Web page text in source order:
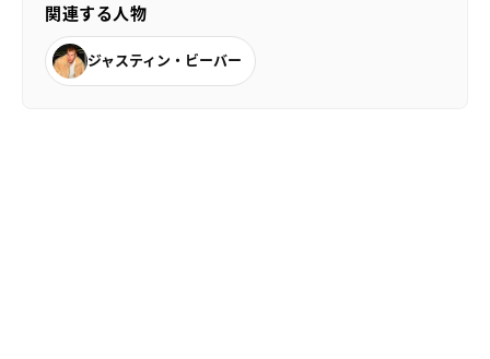
関連する人物
ジャスティン・ビーバー